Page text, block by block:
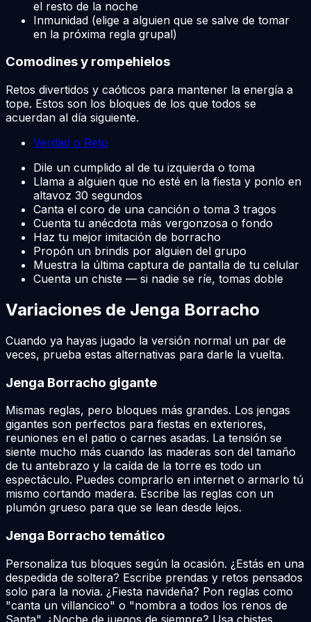
el resto de la noche
Inmunidad (elige a alguien que se salve de tomar
en la próxima regla grupal)
Comodines y rompehielos
Retos divertidos y caóticos para mantener la energía a
tope. Estos son los bloques de los que todos se
acuerdan al día siguiente.
Verdad o Reto
Dile un cumplido al de tu izquierda o toma
Llama a alguien que no esté en la fiesta y ponlo en
altavoz 30 segundos
Canta el coro de una canción o toma 3 tragos
Cuenta tu anécdota más vergonzosa o fondo
Haz tu mejor imitación de borracho
Propón un brindis por alguien del grupo
Muestra la última captura de pantalla de tu celular
Cuenta un chiste — si nadie se ríe, tomas doble
Variaciones de Jenga Borracho
Cuando ya hayas jugado la versión normal un par de
veces, prueba estas alternativas para darle la vuelta.
Jenga Borracho gigante
Mismas reglas, pero bloques más grandes. Los jengas
gigantes son perfectos para fiestas en exteriores,
reuniones en el patio o carnes asadas. La tensión se
siente mucho más cuando las maderas son del tamaño
de tu antebrazo y la caída de la torre es todo un
espectáculo. Puedes comprarlo en internet o armarlo tú
mismo cortando madera. Escribe las reglas con un
plumón grueso para que se lean desde lejos.
Jenga Borracho temático
Personaliza tus bloques según la ocasión. ¿Estás en una
despedida de soltera? Escribe prendas y retos pensados
solo para la novia. ¿Fiesta navideña? Pon reglas como
"canta un villancico" o "nombra a todos los renos de
Santa". ¿Noche de juegos de siempre? Usa chistes